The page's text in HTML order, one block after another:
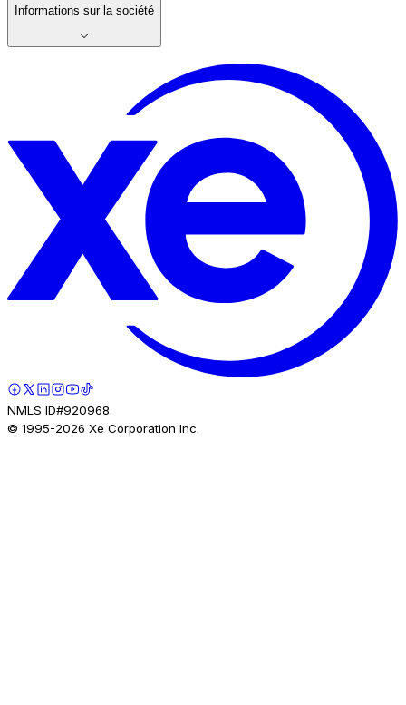
Informations sur la société
NMLS ID#920968.
© 1995-2026 Xe Corporation Inc.